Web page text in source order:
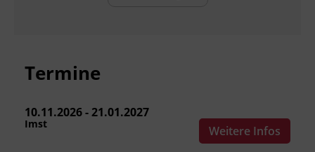
Verbesserung der sprachlichen Kompetenzen
Arbeitsmarkt
Termine
10.11.2026 - 21.01.2027
Imst Weitere Infos